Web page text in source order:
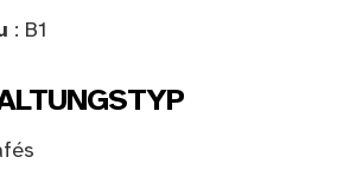
: B1